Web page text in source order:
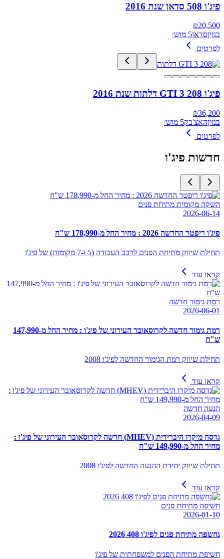
פיג'ו 508 סדאן שנת 2016
₪20,500
בנזיןסדאן5 מוש׳
לפרטים
פיג'ו 208 GTI 3 דלתות שנת 2016
₪36,200
בנזיןהאצ'בק5 מוש׳
לפרטים
חדשות פיג'ו
השקה מקומית מתיחת פנים
2026-06-14
פיג'ו ריפטר החדשה 2026 : מחיר החל מ-178,990 ש"ח
תחילת שיווק מתיחת הפנים לרכב העבודה (5 ו-7 מקומות) של פיג'ו
קראו עוד
רמת גימור חדשה
2026-06-01
רמת גימור חדשה לקרוסאובר העירוני של פיג'ו : מחיר החל מ-147,990
ש"ח
תחילת שיווק רמת הגימור החדשה לפיג'ו 2008
קראו עוד
הנעה חדשה
2026-04-09
גרסה מיקרו היברידית (MHEV) חדשה לקרוסאובר העירוני של פיג'ו :
מחיר החל מ-149,990 ש"ח
תחילת שיווק יחידת ההנעה החדשה לפיג'ו 2008
קראו עוד
חשיפה מתיחת פנים
2026-01-10
נחשפה מתיחת פנים לפיג'ו 408 2026
חשיפת מתיחת הפנים למשפחתית של פיג'ו